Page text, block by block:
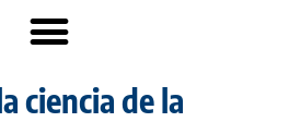
ciencia de la